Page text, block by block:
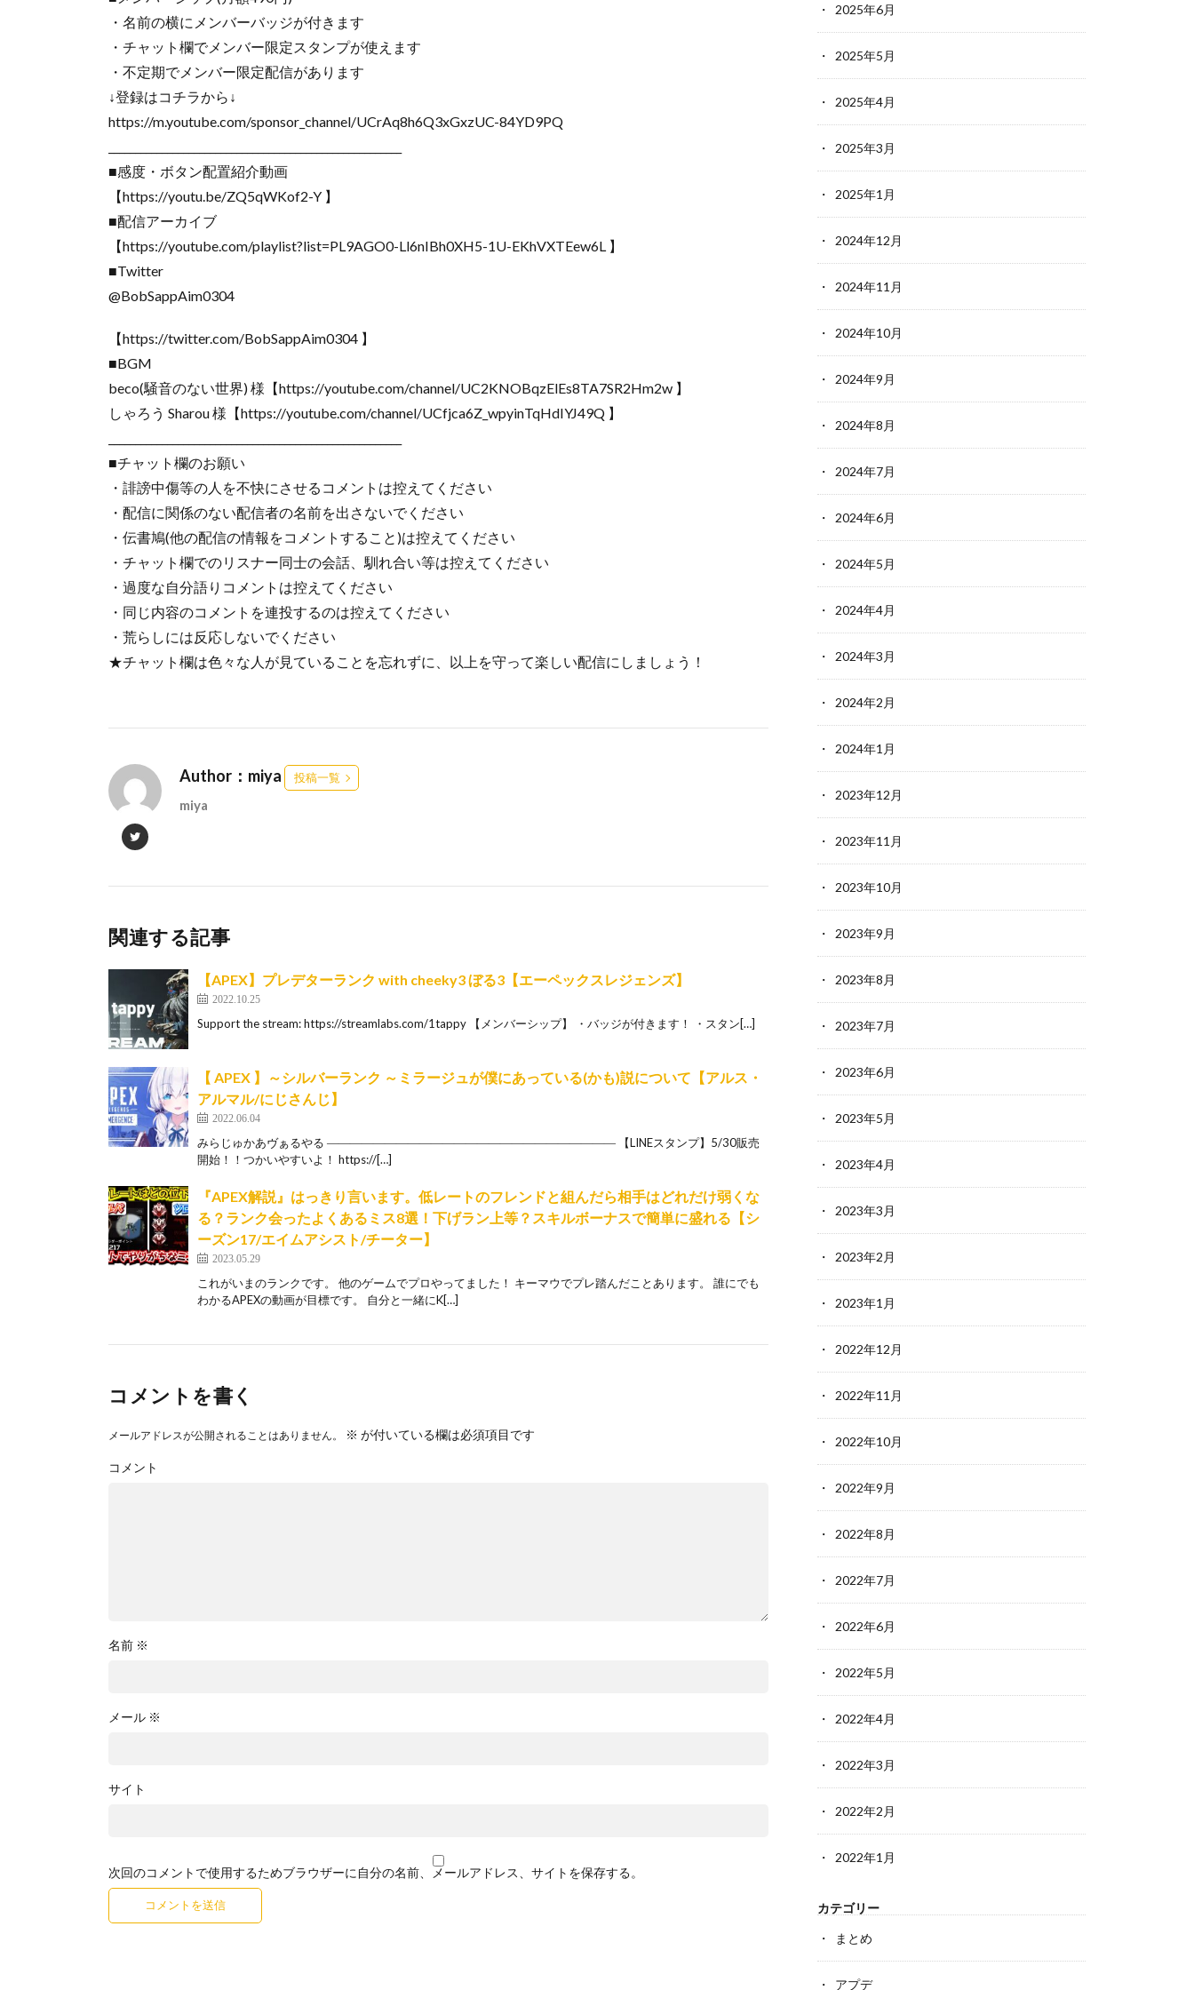
・名前の横にメンバーバッジが付きます
・チャット欄でメンバー限定スタンプが使えます
・不定期でメンバー限定配信があります
↓登録はコチラから↓
https://m.youtube.com/sponsor_channel/UCrAq8h6Q3xGxzUC-84YD9PQ
■感度・ボタン配置紹介動画
【https://youtu.be/ZQ5qWKof2-Y 】
■配信アーカイブ
【https://youtube.com/playlist?list=PL9AGO0-Ll6nIBh0XH5-1U-EKhVXTEew6L 】
■Twitter
@BobSappAim0304
【https://twitter.com/BobSappAim0304 】
■BGM
beco(騒音のない世界) 様【https://youtube.com/channel/UC2KNOBqzElEs8TA7SR2Hm2w 】
しゃろう Sharou 様【https://youtube.com/channel/UCfjca6Z_wpyinTqHdIYJ49Q 】
■チャット欄のお願い
・誹謗中傷等の人を不快にさせるコメントは控えてください
・配信に関係のない配信者の名前を出さないでください
・伝書鳩(他の配信の情報をコメントすること)は控えてください
・チャット欄でのリスナー同士の会話、馴れ合い等は控えてください
・過度な自分語りコメントは控えてください
・同じ内容のコメントを連投するのは控えてください
・荒らしには反応しないでください
★チャット欄は色々な人が見ていることを忘れずに、以上を守って楽しい配信にしましょう！
Author：miya 投稿一覧
miya
関連する記事
【APEX】プレデターランク with cheeky3 ぼる3【エーペックスレジェンズ】
2022.10.25
Support the stream: https://streamlabs.com/1tappy 【メンバーシップ】 ・バッジが付きます！ ・スタン[…]
【 APEX 】～シルバーランク ～ミラージュが僕にあっている(かも)説について【アルス・
アルマル/にじさんじ】
2022.06.04
みらじゅかあヴぁるやる ――――――――――――――――――――――――― 【LINEスタンプ】5/30販売
開始！！つかいやすいよ！ https://[…]
『APEX解説』はっきり言います。低レートのフレンドと組んだら相手はどれだけ弱くな
る？ランク会ったよくあるミス8選！下げラン上等？スキルボーナスで簡単に盛れる【シ
ーズン17/エイムアシスト/チーター】
2023.05.29
これがいまのランクです。 他のゲームでプロやってました！ キーマウでプレ踏んだことあります。 誰にでも
わかるAPEXの動画が目標です。 自分と一緒にK[…]
コメントを書く
メールアドレスが公開されることはありません。 ※ が付いている欄は必須項目です
コメント
名前 ※
メール ※
サイト
次回のコメントで使用するためブラウザーに自分の名前、メールアドレス、サイトを保存する。
2025年6月
2025年5月
2025年4月
2025年3月
2025年1月
2024年12月
2024年11月
2024年10月
2024年9月
2024年8月
2024年7月
2024年6月
2024年5月
2024年4月
2024年3月
2024年2月
2024年1月
2023年12月
2023年11月
2023年10月
2023年9月
2023年8月
2023年7月
2023年6月
2023年5月
2023年4月
2023年3月
2023年2月
2023年1月
2022年12月
2022年11月
2022年10月
2022年9月
2022年8月
2022年7月
2022年6月
2022年5月
2022年4月
2022年3月
2022年2月
2022年1月
カテゴリー
まとめ
アプデ